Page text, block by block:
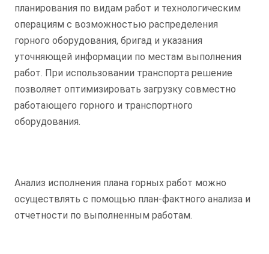
планирования по видам работ и технологическим
операциям с возможностью распределения
горного оборудования, бригад и указания
уточняющей информации по местам выполнения
работ. При использовании транспорта решение
позволяет оптимизировать загрузку совместно
работающего горного и транспортного
оборудования.
Анализ исполнения плана горных работ можно
осуществлять с помощью план-фактного анализа и
отчетности по выполненным работам.